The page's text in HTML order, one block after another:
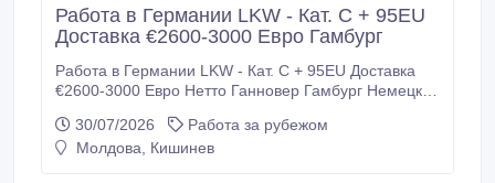
Работа в Германии LKW - Кат. С + 95EU
Доставка €2600-3000 Евро Гамбург
Работа в Германии LKW - Кат. С + 95EU Доставка
€2600-3000 Евро Нетто Ганновер Гамбург Немецкая
работы на 20 тоннике. Требуются: - Водители -
категории С + 95EU для доставки Почта .
30/07/2026
Работа за рубежом
Молдова, Кишинев